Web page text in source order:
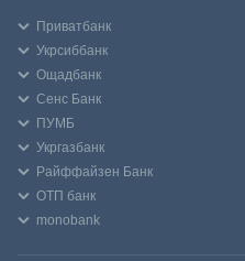
Приватбанк
Укрсиббанк
Ощадбанк
Сенс Банк
ПУМБ
Укргазбанк
Райффайзен Банк
ОТП банк
monobank